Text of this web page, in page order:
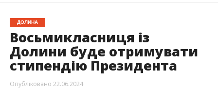
ДОЛИНА
Восьмикласниця із
Долини буде отримувати
стипендію Президента
Опубліковано 22.06.2024